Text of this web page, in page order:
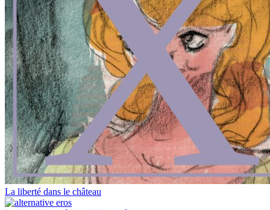
La liberté dans le château